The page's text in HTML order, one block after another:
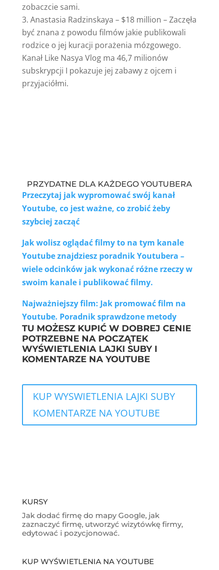
zobaczcie sami.
Anastasia Radzinskaya – $18 million – Zaczęła
być znana z powodu filmów jakie publikowali
rodzice o jej kuracji porażenia mózgowego.
Kanał Like Nasya Vlog ma 46,7 milionów
subskrypcji I pokazuje jej zabawy z ojcem i
przyjaciółmi.
PRZYDATNE DLA KAŻDEGO YOUTUBERA
Przeczytaj jak wypromować swój kanał
Youtube, co jest ważne, co zrobić żeby
szybciej zacząć
Jak wolisz oglądać filmy to na tym kanale
Youtube znajdziesz poradnik Youtubera –
wiele odcinków jak wykonać różne rzeczy w
swoim kanale i publikować filmy.
Najważniejszy film: Jak promować film na
Youtube. Poradnik sprawdzone metody
TU MOŻESZ KUPIĆ W DOBREJ CENIE
POTRZEBNE NA POCZĄTEK
WYŚWIETLENIA LAJKI SUBY I
KOMENTARZE NA YOUTUBE
KUP WYSWIETLENIA LAJKI SUBY
KOMENTARZE NA YOUTUBE
KURSY
Jak dodać firmę do mapy Google, jak
zaznaczyć firmę, utworzyć wizytówkę firmy,
edytować i pozycjonować.
KUP WYŚWIETLENIA NA YOUTUBE